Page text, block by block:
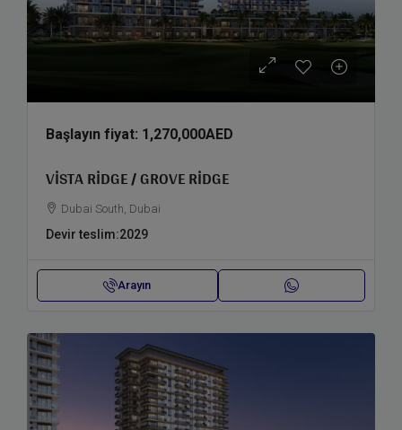
Başlayın fiyat: 1,270,000AED
VISTA RIDGE / GROVE RIDGE
Dubai South, Dubai
Devir teslim:2029
Arayın